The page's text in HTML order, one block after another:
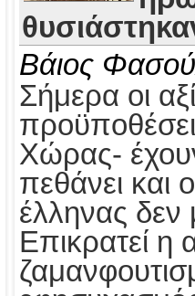
Βάιος
Σήμερα οι
Χώρας-
πεθάνει και
έλληνας δεν
Επικρατεί η